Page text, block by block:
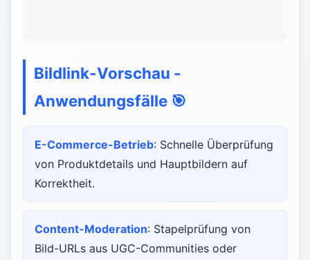
Bildlink-Vorschau -
Anwendungsfälle 🎯
E-Commerce-Betrieb: Schnelle Überprüfung
von Produktdetails und Hauptbildern auf
Korrektheit.
Content-Moderation: Stapelprüfung von
Bild-URLs aus UGC-Communities oder